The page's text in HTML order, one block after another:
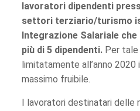
lavoratori dipendenti
settori terziario/turismo
Integrazione Salariale
più di 5 dipendenti.Per tale
limitatamente all’anno
massimo fruibile.
I lavoratori destinatari delle